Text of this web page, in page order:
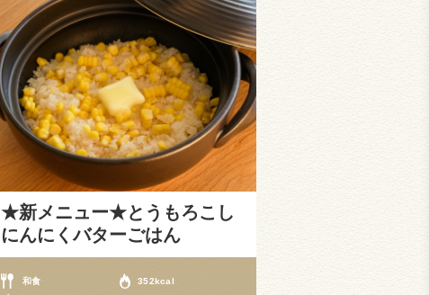
★新メニュー★とうもろこし
にんにくバターごはん
和食 352kcal